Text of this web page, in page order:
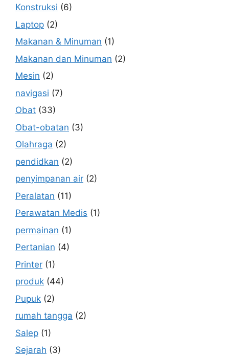
Konstruksi (6)
Laptop (2)
Makanan & Minuman (1)
Makanan dan Minuman (2)
Mesin (2)
navigasi (7)
Obat (33)
Obat-obatan (3)
Olahraga (2)
pendidkan (2)
penyimpanan air (2)
Peralatan (11)
Perawatan Medis (1)
permainan (1)
Pertanian (4)
Printer (1)
produk (44)
Pupuk (2)
rumah tangga (2)
Salep (1)
Sejarah (3)